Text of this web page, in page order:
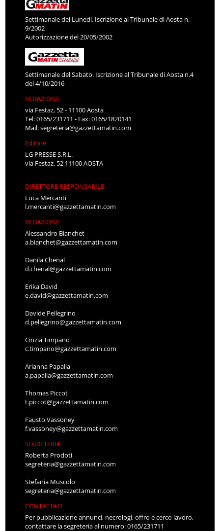
Settimanale del Lunedì. Iscrizione al Tribunale di Aosta n.
9/2002
Autorizzazione del 20/05/2002
Settimanale del Sabato. Iscrizione al Tribunale di Aosta n.4
del 4/10/2016
REDAZIONE
via Festaz, 52 - 11100 Aosta
Tel: 0165/231711 - Fax: 0165/1820141
Mail:segreteria@gazzettamatin.com
Editore
LG PRESSE S.R.L.
via Festaz, 52 11100 AOSTA
DIRETTORE RESPONSABILE
Luca Mercanti
l.mercanti@gazzettamatin.com
REDAZIONE
Alessandro Bianchet
a.bianchet@gazzettamatin.com
Danila Chenal
d.chenal@gazzettamatin.com
Erika David
e.david@gazzettamatin.com
Davide Pellegrino
d.pellegrino@gazzettamatin.com
Cinzia Timpano
c.timpano@gazzettamatin.com
Arianna Papalia
a.papalia@gazzettamatin.com
Thomas Piccot
t.piccot@gazzettamatin.com
Fausto Vassoney
f.vassoney@gazzettamatin.com
SEGRETERIA
Roberta Prodoti
segreteria@gazzettamatin.com
Stefania Muscolo
segreteria@gazzettamatin.com
CONTATTACI
Per pubblicazione annunci, necrologi, offro e cerco lavoro,
contattare la segreteria al numero: 0165/231711